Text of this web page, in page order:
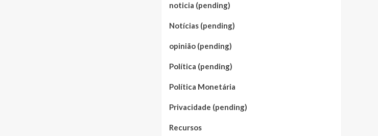
noticia (pending)
Notícias (pending)
opinião (pending)
Política (pending)
Política Monetária
Privacidade (pending)
Recursos